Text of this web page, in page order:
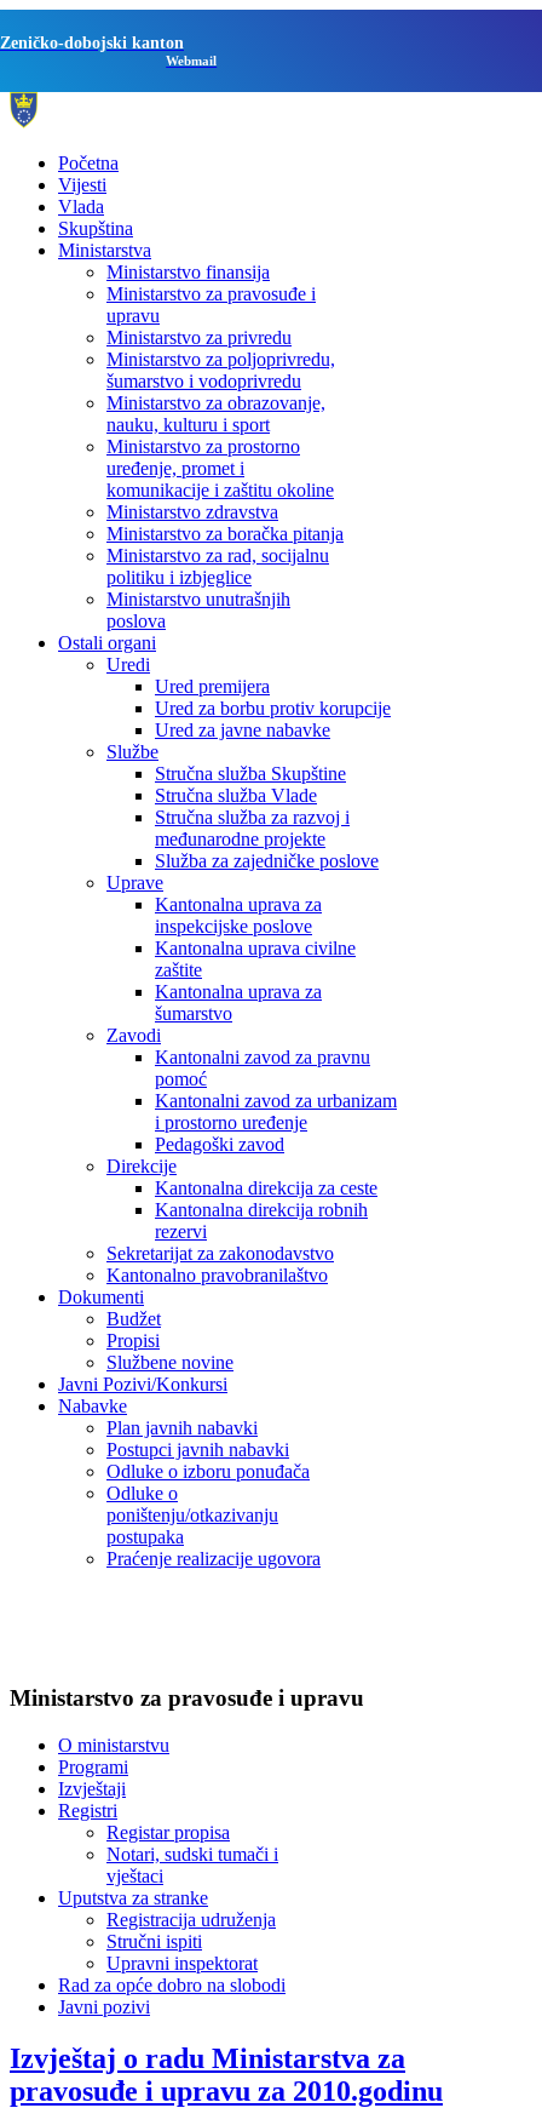
Zeničko-dobojski kanton
Webmail
Početna
Vijesti
Vlada
Skupština
Ministarstva
Ministarstvo finansija
Ministarstvo za pravosuđe i
upravu
Ministarstvo za privredu
Ministarstvo za poljoprivredu,
šumarstvo i vodoprivredu
Ministarstvo za obrazovanje,
nauku, kulturu i sport
Ministarstvo za prostorno
uređenje, promet i
komunikacije i zaštitu okoline
Ministarstvo zdravstva
Ministarstvo za boračka pitanja
Ministarstvo za rad, socijalnu
politiku i izbjeglice
Ministarstvo unutrašnjih
poslova
Ostali organi
Uredi
Ured premijera
Ured za borbu protiv korupcije
Ured za javne nabavke
Službe
Stručna služba Skupštine
Stručna služba Vlade
Stručna služba za razvoj i
međunarodne projekte
Služba za zajedničke poslove
Uprave
Kantonalna uprava za
inspekcijske poslove
Kantonalna uprava civilne
zaštite
Kantonalna uprava za
šumarstvo
Zavodi
Kantonalni zavod za pravnu
pomoć
Kantonalni zavod za urbanizam
i prostorno uređenje
Pedagoški zavod
Direkcije
Kantonalna direkcija za ceste
Kantonalna direkcija robnih
rezervi
Sekretarijat za zakonodavstvo
Kantonalno pravobranilaštvo
Dokumenti
Budžet
Propisi
Službene novine
Javni Pozivi/Konkursi
Nabavke
Plan javnih nabavki
Postupci javnih nabavki
Odluke o izboru ponuđača
Odluke o
poništenju/otkazivanju
postupaka
Praćenje realizacije ugovora
Ministarstvo za pravosuđe i upravu
O ministarstvu
Programi
Izvještaji
Registri
Registar propisa
Notari, sudski tumači i
vještaci
Uputstva za stranke
Registracija udruženja
Stručni ispiti
Upravni inspektorat
Rad za opće dobro na slobodi
Javni pozivi
Izvještaj o radu Ministarstva za
pravosuđe i upravu za 2010.godinu